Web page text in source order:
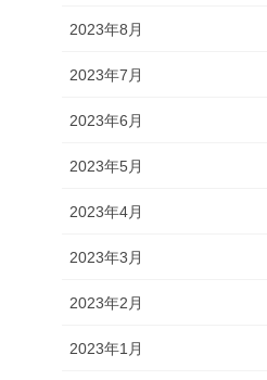
2023年8月
2023年7月
2023年6月
2023年5月
2023年4月
2023年3月
2023年2月
2023年1月